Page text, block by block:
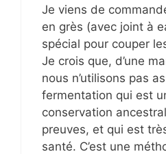
Je viens de
en grès (avec joint à
spécial pour couper
Je crois que, d’une
nous n’utilisons pas
fermentation qui est
conservation
preuves, et qui est
santé. C’est une